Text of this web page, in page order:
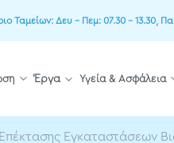
Ταμείων: Δευ – Πεμ: 07.30 – 13.30,
Έργα Υγεία & Ασφάλεια
Εγκαταστάσεων